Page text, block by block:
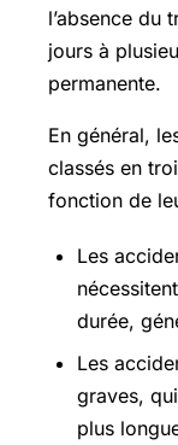
l’absence du
jours à
permanente.
En général,
classés en
fonction de
Les
durée,
Les
graves,
plus